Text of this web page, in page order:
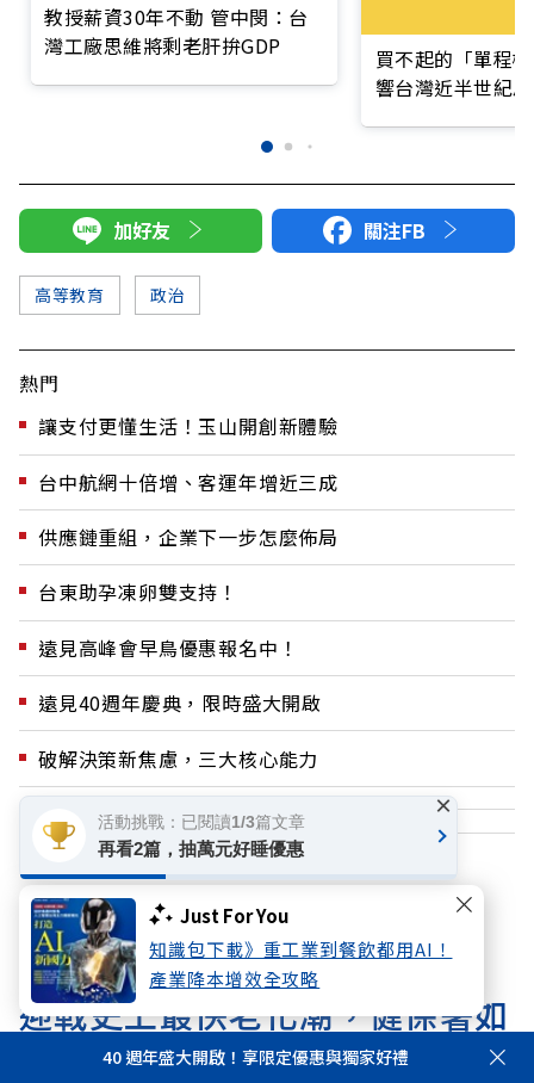
Just For You
知識包下載》重工業到餐飲都用AI！
產業降本增效全攻略
教授薪資30年不動 管中閔：台
灣工廠思維將剩老肝拚GDP
買不起的「單程
響台灣近半世紀
加好友 關注FB
高等教育 政治
熱門
讓支付更懂生活！玉山開創新體驗
台中航網十倍增、客運年增近三成
供應鏈重組，企業下一步怎麼佈局
台東助孕凍卵雙支持！
遠見高峰會早鳥優惠報名中！
遠見40週年慶典，限時盛大開啟
破解決策新焦慮，三大核心能力
請往下繼續閱讀
首頁 好享生活 健康
迎戰史上最快老化潮，健保署如
何築起世界第一防護網？
40 週年盛大開啟！享限定優惠與獨家好禮
活動挑戰：已閱讀1/3篇文章
再看2篇，抽萬元好睡優惠
×